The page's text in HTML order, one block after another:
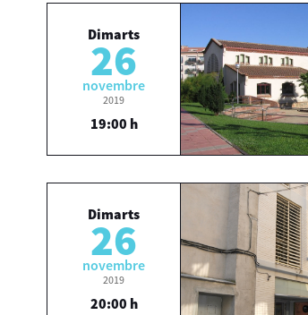
Dimarts
26
novembre
2019
19:00 h
Dimarts
26
novembre
2019
20:00 h